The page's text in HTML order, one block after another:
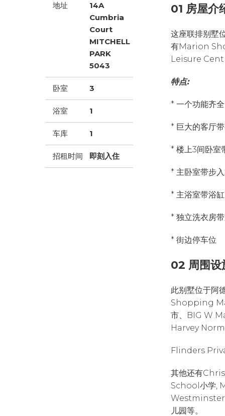
地址
14A
Cumbria
Court
MITCHELL
PARK
5043
卧室 3
浴室 1
车库 1
招租时间 即刻入住
01 房屋介
这座联排别墅
有Marion
Leisure
特点:
* 一个功能齐
* 巨大的客厅
* 楼上3间卧室
* 主卧室带步
* 主浴室带浴
* 独立洗衣房
* 街边停车位
02 周围设
此别墅位于阿
Shopping
市、BIG W
Harvey
Flinders
其他还有
School小学,
儿园等。